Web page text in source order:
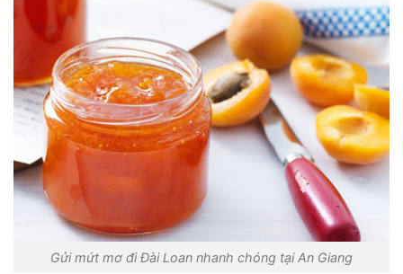
Gửi mứt mơ đi Đài Loan nhanh chóng tại An Giang